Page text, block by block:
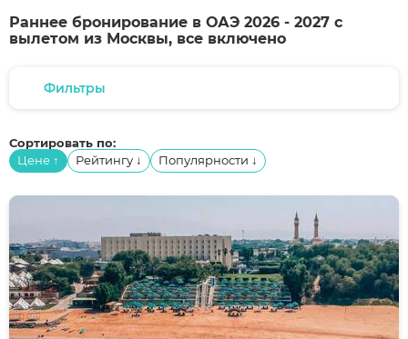
Раннее бронирование в ОАЭ 2026 - 2027 с
вылетом из Москвы, все включено
Фильтры
Сортировать по:
Цене ↑ Рейтингу ↓ Популярности ↓